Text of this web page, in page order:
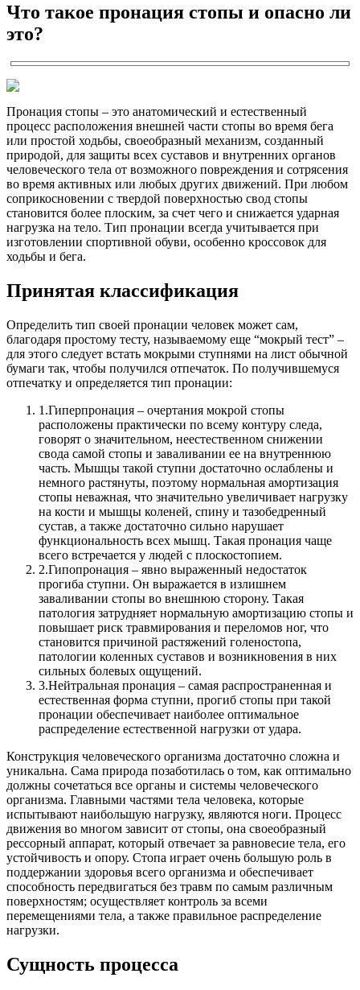
Что такое пронация стопы и опасно ли
это?
Пронация стопы – это анатомический и естественный
процесс расположения внешней части стопы во время бега
или простой ходьбы, своеобразный механизм, созданный
природой, для защиты всех суставов и внутренних органов
человеческого тела от возможного повреждения и сотрясения
во время активных или любых других движений. При любом
соприкосновении с твердой поверхностью свод стопы
становится более плоским, за счет чего и снижается ударная
нагрузка на тело. Тип пронации всегда учитывается при
изготовлении спортивной обуви, особенно кроссовок для
ходьбы и бега.
Принятая классификация
Определить тип своей пронации человек может сам,
благодаря простому тесту, называемому еще “мокрый тест” –
для этого следует встать мокрыми ступнями на лист обычной
бумаги так, чтобы получился отпечаток. По получившемуся
отпечатку и определяется тип пронации:
1.Гиперпронация – очертания мокрой стопы
расположены практически по всему контуру следа,
говорят о значительном, неестественном снижении
свода самой стопы и заваливании ее на внутреннюю
часть. Мышцы такой ступни достаточно ослаблены и
немного растянуты, поэтому нормальная амортизация
стопы неважная, что значительно увеличивает нагрузку
на кости и мышцы коленей, спину и тазобедренный
сустав, а также достаточно сильно нарушает
функциональность всех мышц. Такая пронация чаще
всего встречается у людей с плоскостопием.
2.Гипопронация – явно выраженный недостаток
прогиба ступни. Он выражается в излишнем
заваливании стопы во внешнюю сторону. Такая
патология затрудняет нормальную амортизацию стопы и
повышает риск травмирования и переломов ног, что
становится причиной растяжений голеностопа,
патологии коленных суставов и возникновения в них
сильных болевых ощущений.
3.Нейтральная пронация – самая распространенная и
естественная форма ступни, прогиб стопы при такой
пронации обеспечивает наиболее оптимальное
распределение естественной нагрузки от удара.
Конструкция человеческого организма достаточно сложна и
уникальна. Сама природа позаботилась о том, как оптимально
должны сочетаться все органы и системы человеческого
организма. Главными частями тела человека, которые
испытывают наибольшую нагрузку, являются ноги. Процесс
движения во многом зависит от стопы, она своеобразный
рессорный аппарат, который отвечает за равновесие тела, его
устойчивость и опору. Стопа играет очень большую роль в
поддержании здоровья всего организма и обеспечивает
способность передвигаться без травм по самым различным
поверхностям; осуществляет контроль за всеми
перемещениями тела, а также правильное распределение
нагрузки.
Сущность процесса